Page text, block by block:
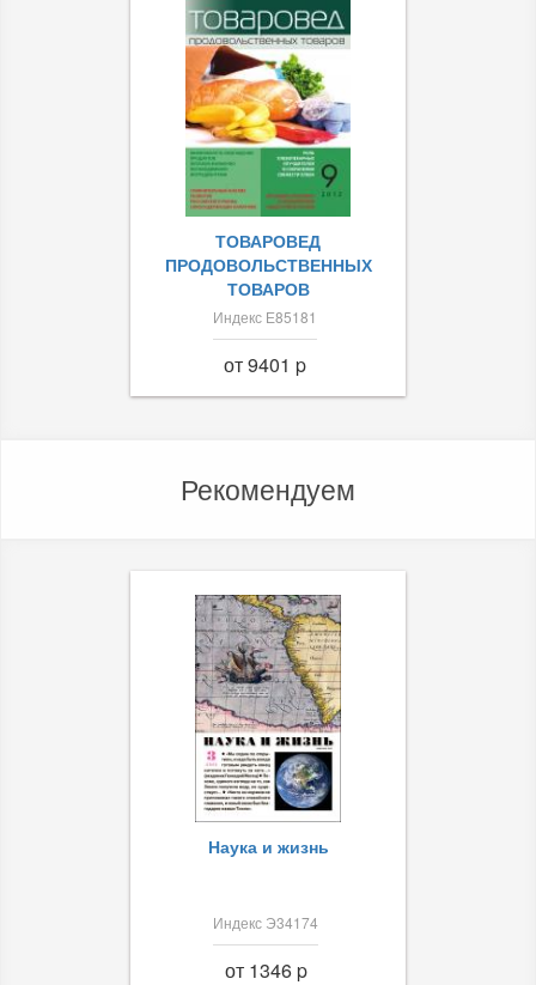
ТОВАРОВЕД
ПРОДОВОЛЬСТВЕННЫХ
ТОВАРОВ
Индекс Е85181
от 9401 p
Рекомендуем
Наука и жизнь
Индекс Э34174
от 1346 p